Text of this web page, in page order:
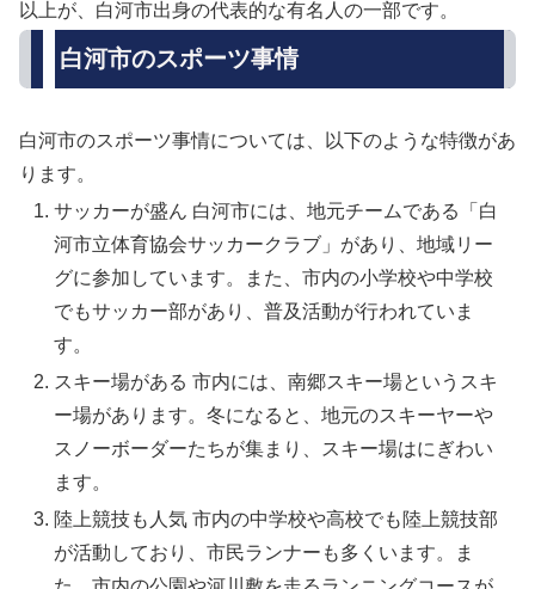
以上が、白河市出身の代表的な有名人の一部です。
白河市のスポーツ事情
白河市のスポーツ事情については、以下のような特徴があ
ります。
サッカーが盛ん 白河市には、地元チームである「白
河市立体育協会サッカークラブ」があり、地域リー
グに参加しています。また、市内の小学校や中学校
でもサッカー部があり、普及活動が行われていま
す。
スキー場がある 市内には、南郷スキー場というスキ
ー場があります。冬になると、地元のスキーヤーや
スノーボーダーたちが集まり、スキー場はにぎわい
ます。
陸上競技も人気 市内の中学校や高校でも陸上競技部
が活動しており、市民ランナーも多くいます。ま